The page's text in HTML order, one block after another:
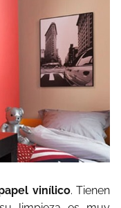
vinílico. Tienen